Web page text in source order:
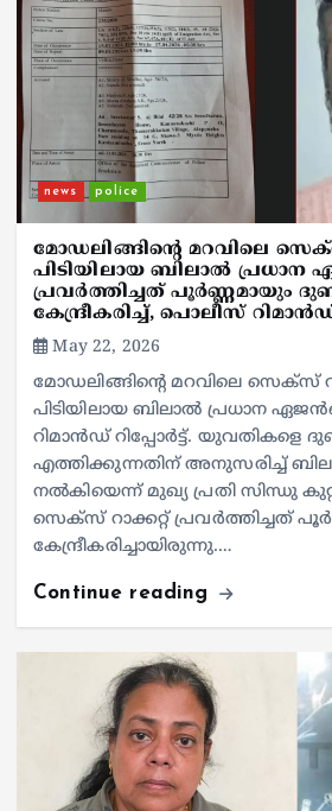
news police
മോഡലിങ്ങിന്റെ മറവിലെ
പിടിയിലായ ബിലാൽ പ്രധാന
പ്രവർത്തിച്ചത് പൂർണ്ണമായും
കേന്ദ്രീകരിച്ച്, പൊലീസ് റിമാൻഡ്
May 22, 2026
മോഡലിങ്ങിന്റെ മറവിലെ സെക്സ്
പിടിയിലായ ബിലാൽ പ്രധാന
റിമാൻഡ് റിപ്പോർട്ട്‌. യുവതികളെ
എത്തിക്കുന്നതിന് അനുസരിച്ച്
നൽകിയെന്ന് മുഖ്യ പ്രതി സിന്ധു
സെക്സ് റാക്കറ്റ് പ്രവർത്തിച്ചത്
കേന്ദ്രീകരിച്ചായിരുന്നു.…
Continue reading